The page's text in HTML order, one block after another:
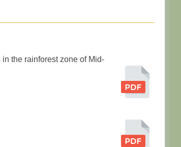
the rainforest zone of Mid-